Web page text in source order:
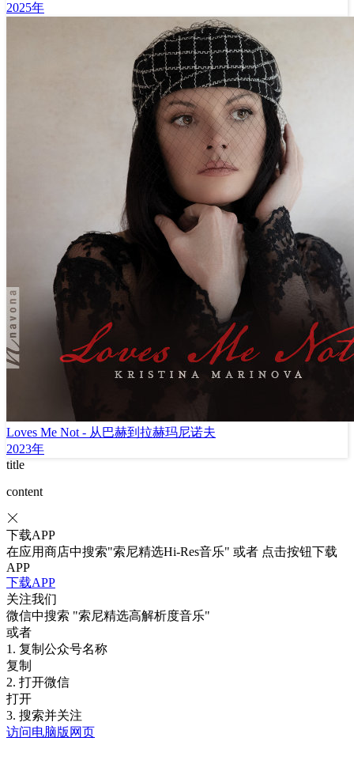
2025年
Loves Me Not - 从巴赫到拉赫玛尼诺夫
2023年
title
content
下载APP
在应用商店中搜索"索尼精选Hi-Res音乐" 或者 点击按钮下载
APP
下载APP
关注我们
微信中搜索 "索尼精选高解析度音乐"
或者
1. 复制公众号名称
复制
2. 打开微信
打开
3. 搜索并关注
访问电脑版网页